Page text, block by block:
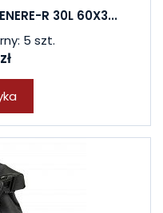
R 30L 60X3...
5 szt.